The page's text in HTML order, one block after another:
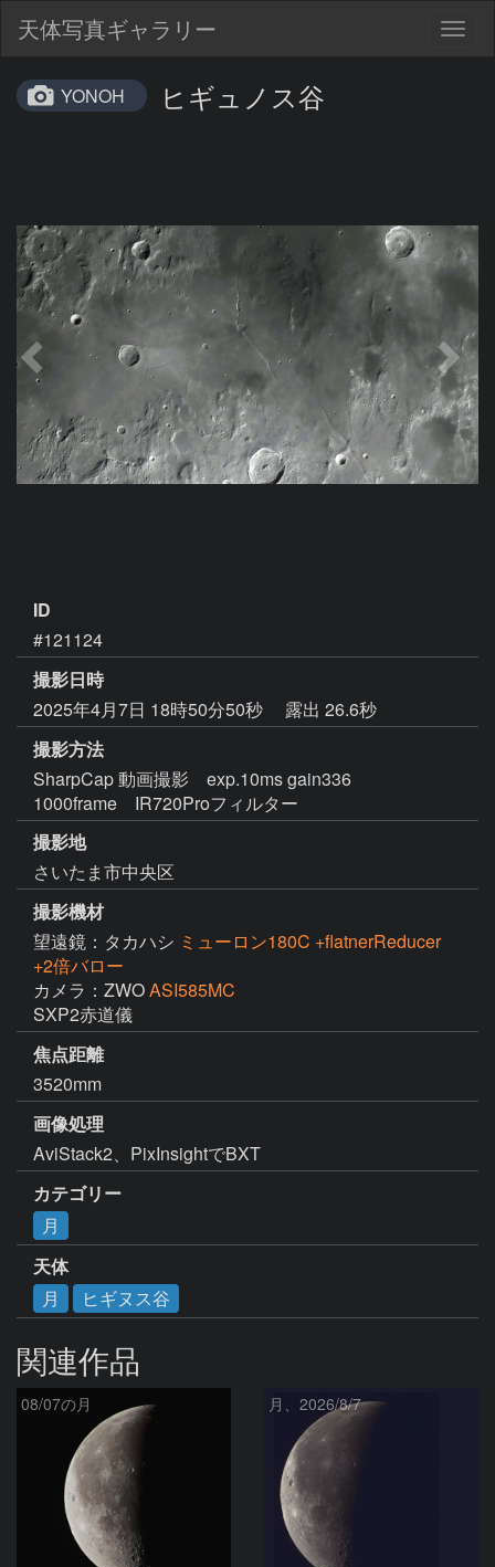
天体写真ギャラリー
YONOH ヒギュノス谷
ID
#121124
撮影日時
2025年4月7日 18時50分50秒
露出 26.6秒
撮影方法
SharpCap 動画撮影 exp.10ms gain336
1000frame IR720Proフィルター
撮影地
さいたま市中央区
撮影機材
望遠鏡：タカハシ ミューロン180C +flatnerReducer
+2倍バロー
カメラ：ZWOASI585MC
SXP2赤道儀
焦点距離
3520mm
画像処理
AviStack2、PixInsightでBXT
カテゴリー
月
天体
月
ヒギヌス谷
関連作品
08/07の月 月、2026/8/7